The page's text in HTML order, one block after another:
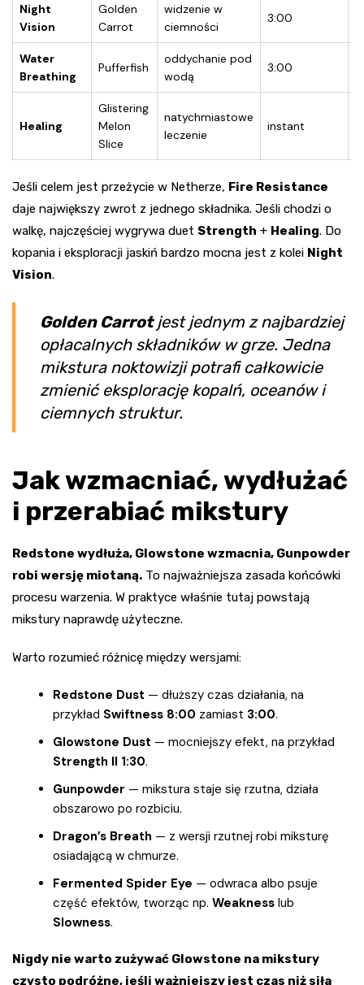
Night
Vision
Golden
Carrot
widzenie w
ciemności
3:00
Water
Breathing
Pufferfish
oddychanie pod
wodą
3:00
Healing
Glistering
Melon
Slice
natychmiastowe
leczenie
instant
Jeśli celem jest przeżycie w Netherze, Fire Resistance
daje największy zwrot z jednego składnika. Jeśli chodzi o
walkę, najczęściej wygrywa duet Strength + Healing. Do
kopania i eksploracji jaskiń bardzo mocna jest z kolei Night
Vision.
Golden Carrotjest jednym z najbardziej
opłacalnych składników w grze. Jedna
mikstura noktowizji potrafi całkowicie
zmienić eksplorację kopalń, oceanów i
ciemnych struktur.
Jak wzmacniać, wydłużać
i przerabiać mikstury
Redstone wydłuża, Glowstone wzmacnia, Gunpowder
robi wersję miotaną. To najważniejsza zasada końcówki
procesu warzenia. W praktyce właśnie tutaj powstają
mikstury naprawdę użyteczne.
Warto rozumieć różnicę między wersjami:
Redstone Dust — dłuższy czas działania, na
przykład Swiftness 8:00 zamiast 3:00.
Glowstone Dust — mocniejszy efekt, na przykład
Strength II 1:30.
Gunpowder — mikstura staje się rzutna, działa
obszarowo po rozbiciu.
Dragon’s Breath — z wersji rzutnej robi miksturę
osiadającą w chmurze.
Fermented Spider Eye — odwraca albo psuje
część efektów, tworząc np. Weakness lub
Slowness.
Nigdy nie warto zużywać Glowstone na mikstury
czysto podróżne, jeśli ważniejszy jest czas niż siła